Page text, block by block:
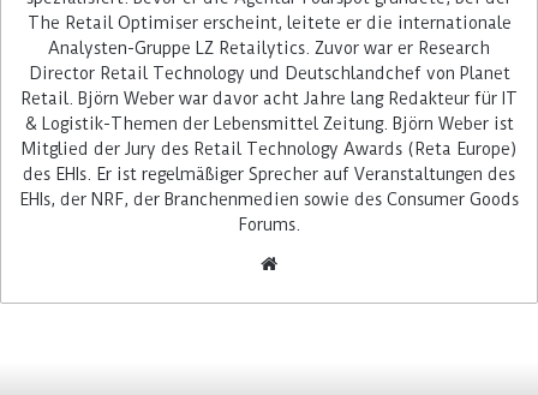
Bei Schnell-Lieferungen über Deliveroo, Just Eat
und Uber Eats soll Ocados Technik die
Kommissionierung unterstützen. Die Quick
Service Provider übernehmen in diesen Fällen
The Retail Optimiser erscheint, leitete er die internationale
Analysten-Gruppe LZ Retailytics. Zuvor war er Research
Director Retail Technology und Deutschlandchef von Planet
Retail. Björn Weber war davor acht Jahre lang Redakteur für IT
& Logistik-Themen der Lebensmittel Zeitung. Björn Weber ist
Mitglied der Jury des Retail Technology Awards (Reta Europe)
des EHIs. Er ist regelmäßiger Sprecher auf Veranstaltungen des
EHIs, der NRF, der Branchenmedien sowie des Consumer Goods
Forums.